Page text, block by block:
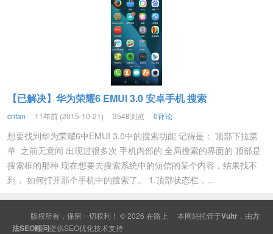
【已解决】华为荣耀6 EMUI 3.0 安卓手机 搜索
crifan 11年前 (2015-10-21) 3548浏览 0评论
想要找到华为荣耀6中EMUI 3.0中的搜索功能 记得是： 顶部下拉菜
单 之前无意间 出现过很多次 手机内部的 全局搜索的界面的 顶部是
搜索框的那种 现在想要去搜索系统中的短信的某个内容，结果找不
到， 如何打开那个手机中的搜索了。 1.顶部状态栏，...
版权所有，保留一切权利！ © 2026 在路上 本网站托管于Vultr ，由方
法SEO顾问提供SEO优化技术支持